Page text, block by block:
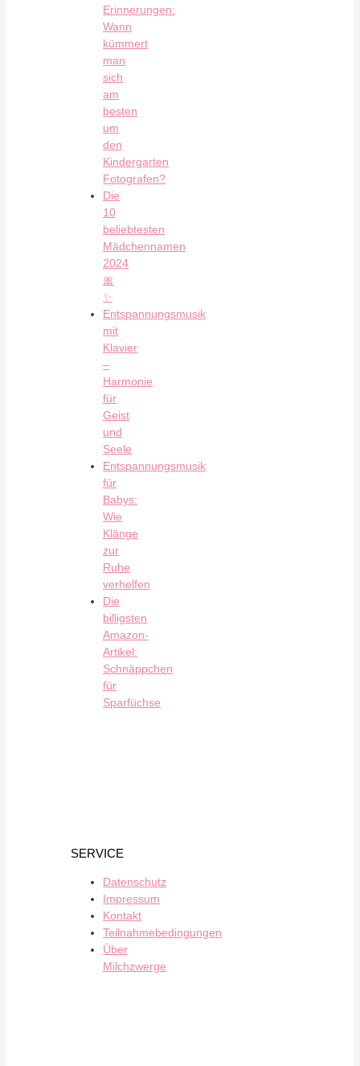
Erinnerungen:
Wann
kümmert
man
sich
am
besten
um
den
Kindergarten
Fotografen?
Die
10
beliebtesten
Mädchennamen
2024
🎀
✨
Entspannungsmusik
mit
Klavier
–
Harmonie
für
Geist
und
Seele
Entspannungsmusik
für
Babys:
Wie
Klänge
zur
Ruhe
verhelfen
Die
billigsten
Amazon-
Artikel:
Schnäppchen
für
Sparfüchse
SERVICE
Datenschutz
Impressum
Kontakt
Teilnahmebedingungen
Über
Milchzwerge